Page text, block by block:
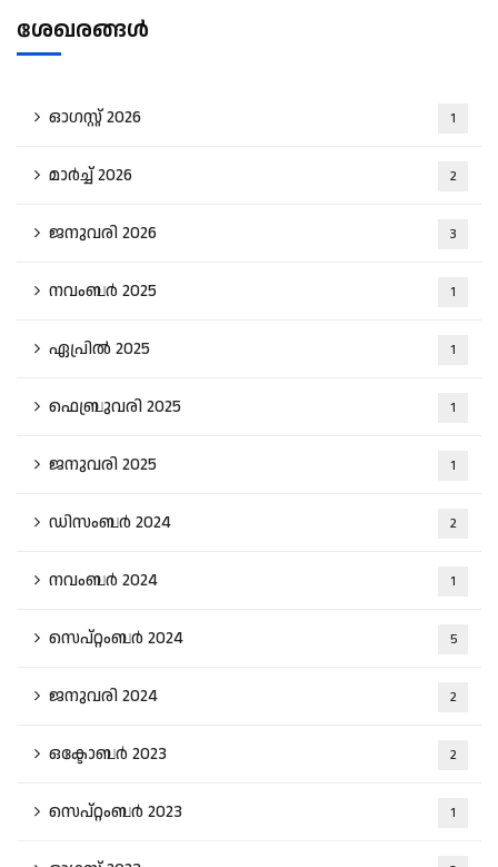
ശേഖരങ്ങൾ
ഓഗസ്റ്റ്‌ 2026 1
മാർച്ച്‌ 2026 2
ജനുവരി 2026 3
നവംബർ 2025 1
ഏപ്രിൽ 2025 1
ഫെബ്രുവരി 2025 1
ജനുവരി 2025 1
ഡിസംബർ 2024 2
നവംബർ 2024 1
സെപ്റ്റംബർ 2024 5
ജനുവരി 2024 2
ഒക്ടോബർ 2023 2
സെപ്റ്റംബർ 2023 1